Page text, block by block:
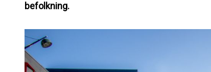
befolkning.